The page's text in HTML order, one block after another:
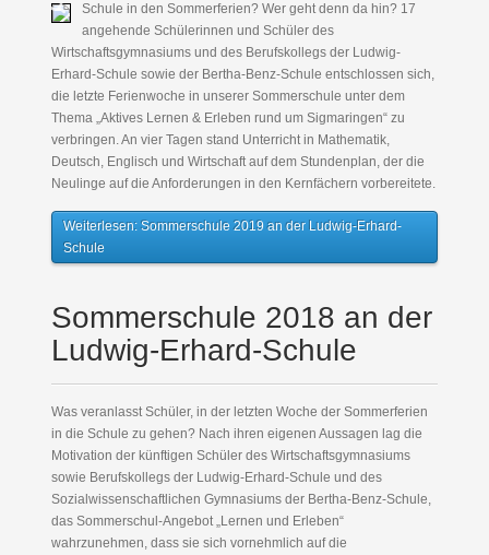
Schule in den Sommerferien? Wer geht denn da hin? 17
angehende Schülerinnen und Schüler des
Wirtschaftsgymnasiums und des Berufskollegs der Ludwig-
Erhard-Schule sowie der Bertha-Benz-Schule entschlossen sich,
die letzte Ferienwoche in unserer Sommerschule unter dem
Thema „Aktives Lernen & Erleben rund um Sigmaringen“ zu
verbringen. An vier Tagen stand Unterricht in Mathematik,
Deutsch, Englisch und Wirtschaft auf dem Stundenplan, der die
Neulinge auf die Anforderungen in den Kernfächern vorbereitete.
Weiterlesen: Sommerschule 2019 an der Ludwig-Erhard-
Schule
Sommerschule 2018 an der
Ludwig-Erhard-Schule
Was veranlasst Schüler, in der letzten Woche der Sommerferien
in die Schule zu gehen? Nach ihren eigenen Aussagen lag die
Motivation der künftigen Schüler des Wirtschaftsgymnasiums
sowie Berufskollegs der Ludwig-Erhard-Schule und des
Sozialwissenschaftlichen Gymnasiums der Bertha-Benz-Schule,
das Sommerschul-Angebot „Lernen und Erleben“
wahrzunehmen, dass sie sich vornehmlich auf die